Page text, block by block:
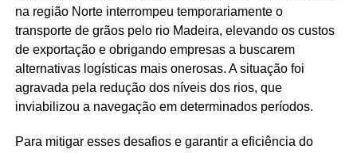
na região Norte interrompeu temporariamente o
transporte de grãos pelo rio Madeira, elevando os custos
de exportação e obrigando empresas a buscarem
alternativas logísticas mais onerosas. A situação foi
agravada pela redução dos níveis dos rios, que
inviabilizou a navegação em determinados períodos.
Para mitigar esses desafios e garantir a eficiência do